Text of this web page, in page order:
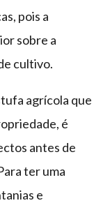
pois a
sobre a
cultivo.
agrícola que
é
antes de
ter uma
e